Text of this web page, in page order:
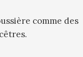
comme des